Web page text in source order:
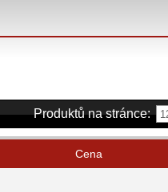
Produktů na stránce:
Cena